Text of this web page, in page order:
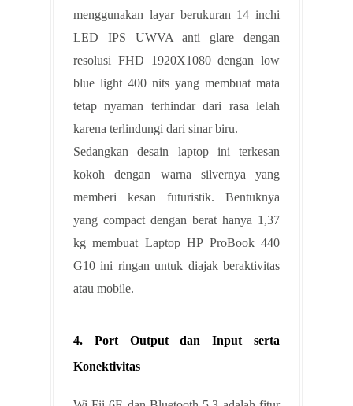
menggunakan layar berukuran 14 inchi
LED IPS UWVA anti glare dengan
resolusi FHD 1920X1080 dengan low
blue light 400 nits yang membuat mata
tetap nyaman terhindar dari rasa lelah
karena terlindungi dari sinar biru.
Sedangkan desain laptop ini terkesan
kokoh dengan warna silvernya yang
memberi kesan futuristik. Bentuknya
yang compact dengan berat hanya 1,37
kg membuat Laptop HP ProBook 440
G10 ini ringan untuk diajak beraktivitas
atau mobile.
4. Port Output dan Input serta
Konektivitas